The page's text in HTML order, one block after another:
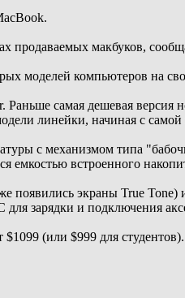
продаваемых макбуков,
моделей компьютеров на
самая дешевая
линейки, начиная с
с механизмом типа
емкостью встроенного
появились экраны True
зарядки и подключения
$1099 (или $999 для студентов).